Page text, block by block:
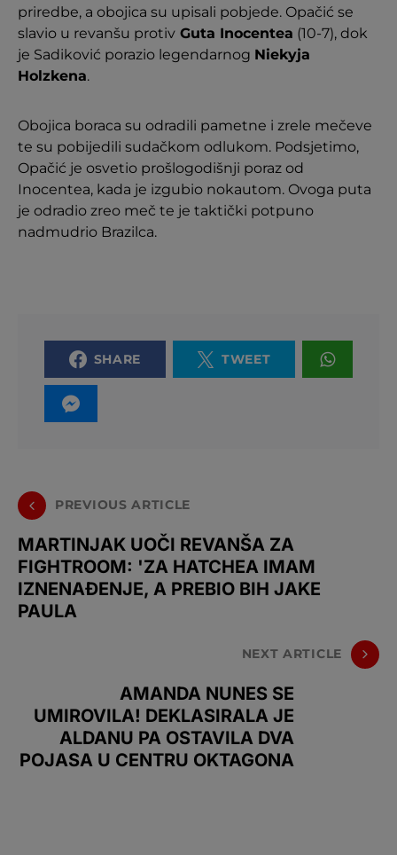
priredbe, a obojica su upisali pobjede. Opačić se
slavio u revanšu protiv Guta Inocentea (10-7), dok
je Sadiković porazio legendarnog Niekyja
Holzkena.
Obojica boraca su odradili pametne i zrele mečeve
te su pobijedili sudačkom odlukom. Podsjetimo,
Opačić je osvetio prošlogodišnji poraz od
Inocentea, kada je izgubio nokautom. Ovoga puta
je odradio zreo meč te je taktički potpuno
nadmudrio Brazilca.
SHARE TWEET
PREVIOUS ARTICLE
MARTINJAK UOČI REVANŠA ZA
FIGHTROOM: 'ZA HATCHEA IMAM
IZNENAĐENJE, A PREBIO BIH JAKE
PAULA
NEXT ARTICLE
AMANDA NUNES SE
UMIROVILA! DEKLASIRALA JE
ALDANU PA OSTAVILA DVA
POJASA U CENTRU OKTAGONA